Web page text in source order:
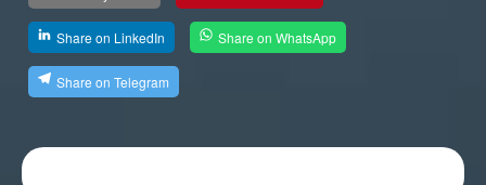
Share on LinkedIn Share on WhatsApp
Share on Telegram